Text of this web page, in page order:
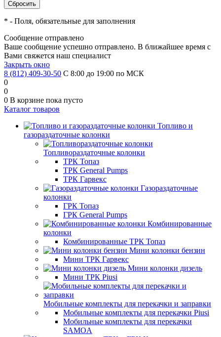
* - Поля, обязательные для заполнения
Сообщение отправлено
Ваше сообщение успешно отправлено. В ближайшее время с
Вами свяжется наш специалист
Закрыть окно
8 (812) 409-30-50 С 8:00 до 19:00 по МСК
0
0
0 В корзине пока пусто
Каталог товаров
Топливо и
газораздаточные колонки
Топливораздаточные колонки
ТРК Топаз
ТРК General Pumps
ТРК Гарвекс
Газораздаточные
колонки
ГРК Топаз
ГРК General Pumps
Комбинированные
колонки
Комбинированные ТРК Топаз
Мини колонки бензин
Мини ТРК Гарвекс
Мини колонки дизель
Мини ТРК Piusi
Мобильные комплекты для перекачки и заправки
Мобильные комплекты для перекачки Piusi
Мобильные комплекты для перекачки
SAMOA